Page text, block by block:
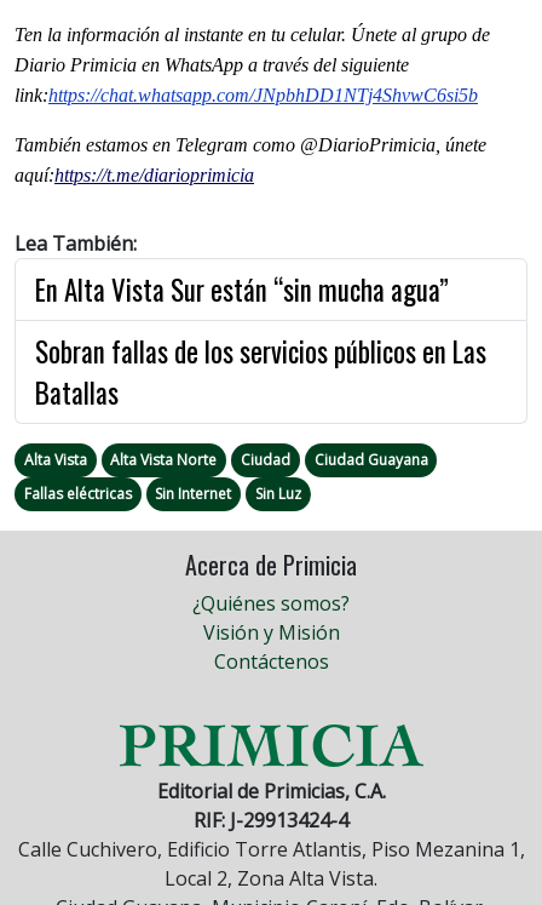
Ten la información al instante en tu celular. Únete al grupo de
Diario Primicia en WhatsApp a través del siguiente
link:https://chat.whatsapp.com/JNpbhDD1NTj4ShvwC6si5b
También estamos en Telegram como @DiarioPrimicia, únete
aquí:https://t.me/diarioprimicia
Lea También:
En Alta Vista Sur están “sin mucha agua”
Sobran fallas de los servicios públicos en Las
Batallas
Alta Vista Alta Vista Norte Ciudad
Ciudad Guayana
Fallas eléctricas
Sin Internet Sin Luz
Acerca de Primicia
¿Quiénes somos?
Visión y Misión
Contáctenos
Editorial de Primicias, C.A.
RIF: J-29913424-4
Calle Cuchivero, Edificio Torre Atlantis, Piso Mezanina 1,
Local 2, Zona Alta Vista.